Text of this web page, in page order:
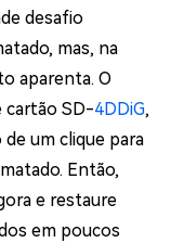
desafio
mas, na
aparenta. O
cartão SD-4DDiG,
um clique para
Então,
e restaure
em poucos